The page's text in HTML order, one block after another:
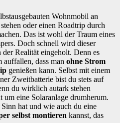
Wohnmobil an
oder einen Roadtrip durch
Das ist wohl der Traum eines
Doch schnell wird dieser
der Realität eingeholt. Denn es
auffallen, dass manohne Strom
genießen kann. Selbst mit einem
Zweitbatterie bist du stets auf
du wirklich autark stehen
um eine Solaranlage drumherum.
hat und wie auch du eine
selbst montieren kannst, das